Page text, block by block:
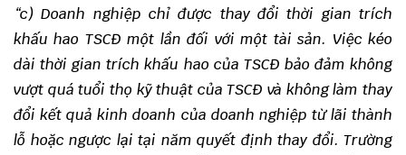
“c) Doanh nghiệp chỉ được thay đổi thời gian trích
khấu hao TSCĐ một lần đối với một tài sản. Việc kéo
dài thời gian trích khấu hao của TSCĐ bảo đảm không
vượt quá tuổi thọ kỹ thuật của TSCĐ và không làm thay
đổi kết quả kinh doanh của doanh nghiệp từ lãi thành
lỗ hoặc ngược lại tại năm quyết định thay đổi. Trường